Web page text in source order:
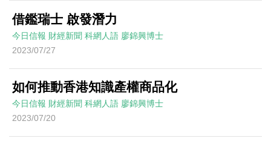
借鑑瑞士 啟發潛力
今日信報 財經新聞 科網人語 廖錦興博士
2023/07/27
如何推動香港知識產權商品化
今日信報 財經新聞 科網人語 廖錦興博士
2023/07/20